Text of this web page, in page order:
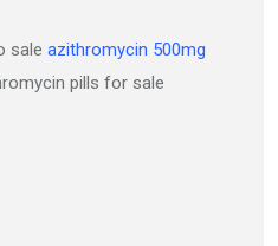
sale azithromycin 500mg
pills for sale